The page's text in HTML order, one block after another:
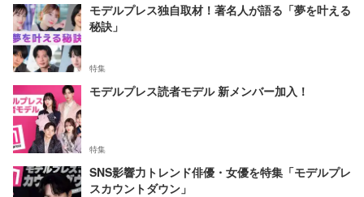
モデルプレス独自取材！著名人が語る「夢を叶える
秘訣」
特集
モデルプレス読者モデル 新メンバー加入！
特集
SNS影響力トレンド俳優・女優を特集「モデルプレ
スカウントダウン」